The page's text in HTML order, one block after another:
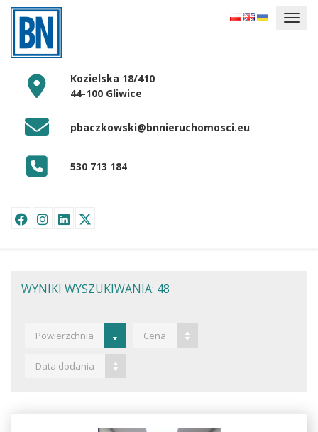
Kozielska 18/410
44-100 Gliwice
pbaczkowski@bnnieruchomosci.eu
530 713 184
WYNIKI WYSZUKIWANIA: 48
Powierzchnia Cena
Data dodania